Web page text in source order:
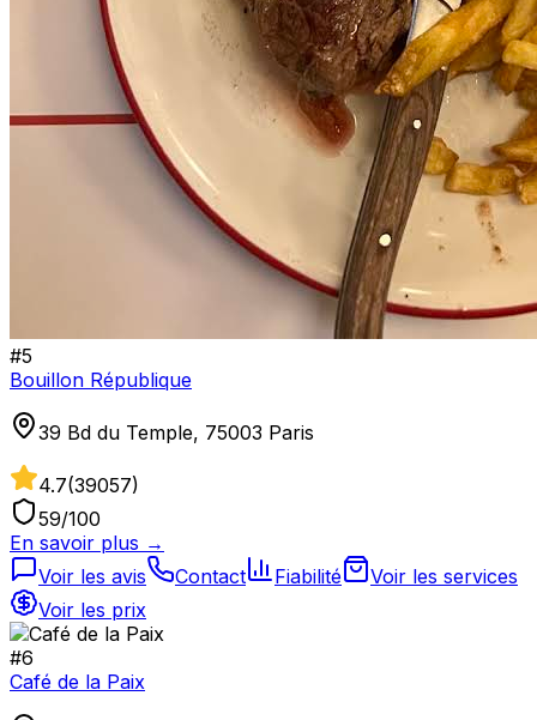
#5
Bouillon République
39 Bd du Temple, 75003 Paris
4.7(39057)
59/100
En savoir plus →
Voir les avis
Contact Fiabilité
Voir les services
Voir les prix
#6
Café de la Paix